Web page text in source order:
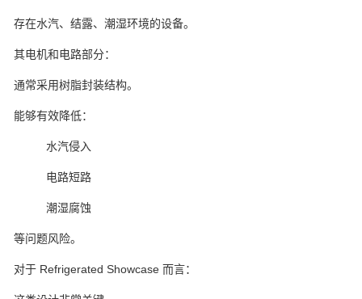
存在水汽、结露、潮湿环境的设备。
其电机和电路部分：
通常采用树脂封装结构。
能够有效降低：
水汽侵入
电路短路
潮湿腐蚀
等问题风险。
对于 Refrigerated Showcase 而言：